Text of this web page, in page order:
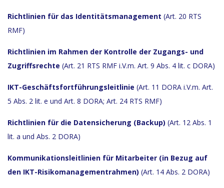
Richtlinien für das Identitätsmanagement (Art. 20 RTS
RMF)
Richtlinien im Rahmen der Kontrolle der Zugangs- und
Zugriffsrechte (Art. 21 RTS RMF i.V.m. Art. 9 Abs. 4 lit. c DORA)
IKT-Geschäftsfortführungsleitlinie (Art. 11 DORA i.V.m. Art.
5 Abs. 2 lit. e und Art. 8 DORA; Art. 24 RTS RMF)
Richtlinien für die Datensicherung (Backup) (Art. 12 Abs. 1
lit. a und Abs. 2 DORA)
Kommunikationsleitlinien für Mitarbeiter (in Bezug auf
den IKT-Risikomanagementrahmen) (Art. 14 Abs. 2 DORA)